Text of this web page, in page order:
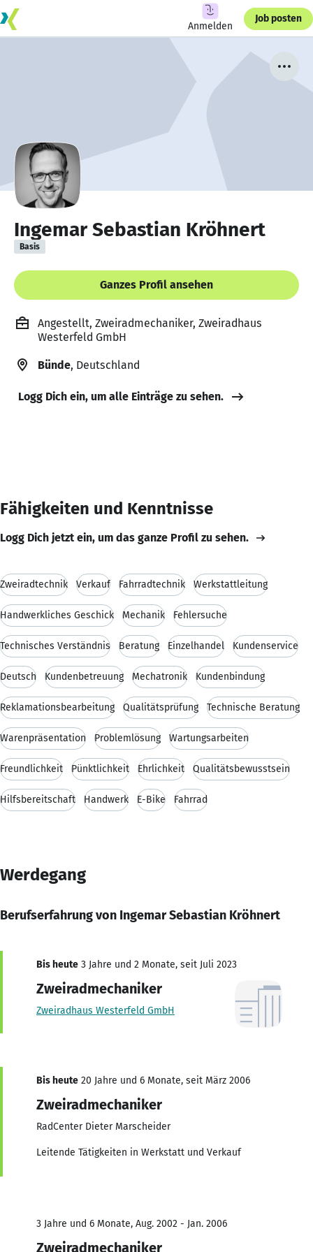
Anmelden
Job posten
Ingemar Sebastian Kröhnert
Basis
Ganzes Profil ansehen
Angestellt, Zweiradmechaniker, Zweiradhaus
Westerfeld GmbH
Bünde, Deutschland
Logg Dich ein, um alle Einträge zu sehen.
Fähigkeiten und Kenntnisse
Logg Dich jetzt ein, um das ganze Profil zu sehen.
Zweiradtechnik Verkauf Fahrradtechnik Werkstattleitung
Handwerkliches Geschick Mechanik Fehlersuche
Technisches Verständnis Beratung Einzelhandel Kundenservice
Deutsch Kundenbetreuung Mechatronik Kundenbindung
Reklamationsbearbeitung Qualitätsprüfung Technische Beratung
Warenpräsentation Problemlösung Wartungsarbeiten
Freundlichkeit Pünktlichkeit Ehrlichkeit Qualitätsbewusstsein
Hilfsbereitschaft Handwerk E-Bike Fahrrad
Werdegang
Berufserfahrung von Ingemar Sebastian Kröhnert
Bis heute 3 Jahre und 2 Monate, seit Juli 2023
Zweiradmechaniker
Zweiradhaus Westerfeld GmbH
Bis heute 20 Jahre und 6 Monate, seit März 2006
Zweiradmechaniker
RadCenter Dieter Marscheider
Leitende Tätigkeiten in Werkstatt und Verkauf
3 Jahre und 6 Monate, Aug. 2002 - Jan. 2006
Zweiradmechaniker